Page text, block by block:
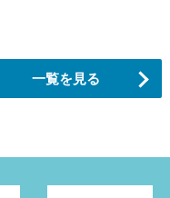
一覧を見る